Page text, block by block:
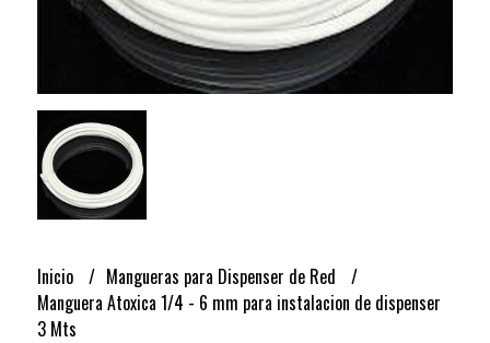
Inicio
Mangueras para Dispenser de Red
Manguera Atoxica 1/4 - 6 mm para instalacion de dispenser
3 Mts